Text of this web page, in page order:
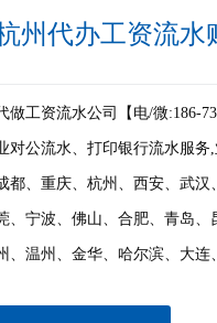
州代办工资流水
做工资流水公司【电/微:186-
对公流水、打印银行流水服务
都、重庆、杭州、西安、武
、宁波、佛山、合肥、青岛
、温州、金华、哈尔滨、大连